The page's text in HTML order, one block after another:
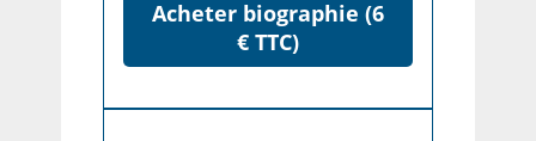
Acheter biographie (6
€ TTC)